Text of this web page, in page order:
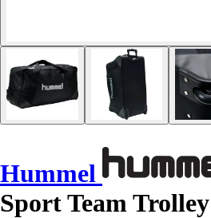
Hummel
Sport Team Trolley